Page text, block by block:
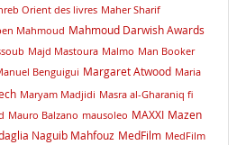
Orient des livres Maher Sharif
Mahmoud Mahmoud Darwish Awards
Majd Mastoura Malmo Man Booker
Benguigui Margaret Atwood Maria
Maryam Madjidi Masra al-Gharaniq fi
Mauro Balzano mausoleo MAXXI Mazen
Naguib Mahfouz MedFilm MedFilm